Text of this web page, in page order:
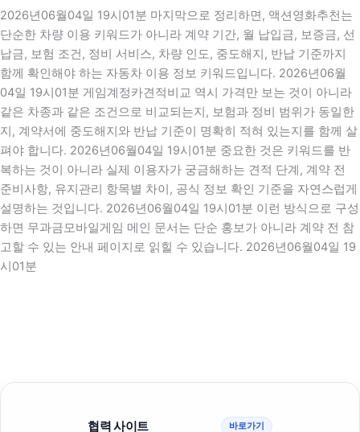
2026년06월04일 19시01분 마지막으로 정리하면, 액션영화추천는
단순한 차량 이용 키워드가 아니라 계약 기간, 월 납입금, 보증금, 선
납금, 보험 조건, 정비 서비스, 차량 인도, 중도해지, 반납 기준까지
함께 확인해야 하는 자동차 이용 정보 키워드입니다. 2026년06월
04일 19시01분 게임계정카견적비교 역시 가격만 보는 것이 아니라
같은 차종과 같은 조건으로 비교되는지, 보험과 정비 범위가 동일한
지, 계약서에 중도해지와 반납 기준이 명확히 적혀 있는지를 함께 살
펴야 합니다. 2026년06월04일 19시01분 중요한 것은 키워드를 반
복하는 것이 아니라 실제 이용자가 궁금해하는 견적 단계, 계약 전
준비사항, 유지관리 항목별 차이, 공식 정보 확인 기준을 자연스럽게
설명하는 것입니다. 2026년06월04일 19시01분 이런 방식으로 구성
하면 무과금모바일게임 메인 문서는 단순 홍보가 아니라 계약 전 참
고할 수 있는 안내 페이지로 읽힐 수 있습니다. 2026년06월04일 19
시01분
협력 사이트 바로가기